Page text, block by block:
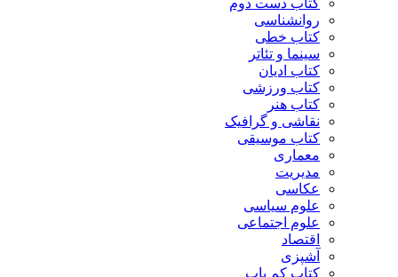
کتاب دست دوم
روانشناسی
کتاب خطی
سینما و تئاتر
کتاب ادیان
کتاب ورزشی
کتاب هنر
نقاشی و گرافیک
کتاب موسیقی
معماری
مدیریت
عکاسی
علوم سیاسی
علوم اجتماعی
اقتصاد
آشپزی
کتاب کم یاب